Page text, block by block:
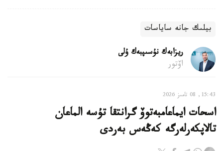
بيلىك جانە ساياسات
ريزابەك نۇسىپبەك ۇلى
اۆتور
15:43, 08 تامىز 2026
اسحات ايماعامبەتوۆ گرانتقا تۇسە الماعان
تالاپكەرلەرگە كەڭەس بەردى